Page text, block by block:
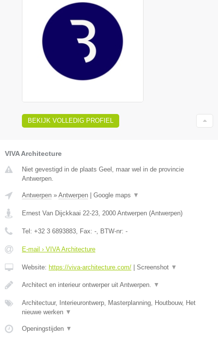
BEKIJK VOLLEDIG PROFIEL
VIVA Architecture
Niet gevestigd in de plaats Geel, maar wel in de provincie
Antwerpen.
Antwerpen » Antwerpen Google maps ▼
Ernest Van Dijckkaai 22-23 2000 Antwerpen (Antwerpen)
Tel: +32 3 6893883 , Fax: - , BTW-nr: -
E-mail › VIVA Architecture
Website: https://viva-architecture.com/ Screenshot ▼
Architect en interieur ontwerper uit Antwerpen. ▼
Architectuur, Interieurontwerp, Masterplanning, Houtbouw, Het
nieuwe werken ▼
Openingstijden ▼